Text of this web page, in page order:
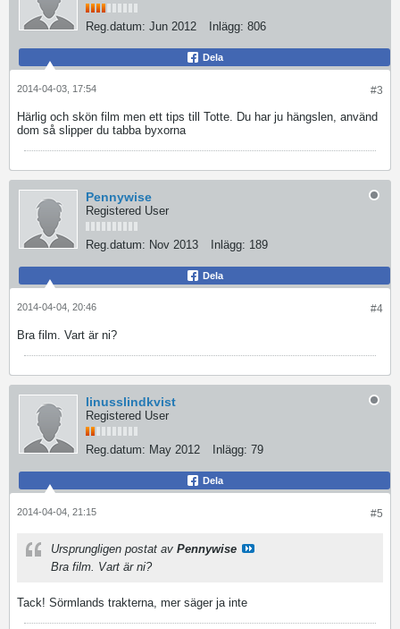
Reg.datum: Jun 2012 Inlägg: 806
Dela
#3
2014-04-03, 17:54
Härlig och skön film men ett tips till Totte. Du har ju hängslen, använd
dom så slipper du tabba byxorna
Pennywise
Registered User
Reg.datum: Nov 2013 Inlägg: 189
Dela
#4
2014-04-04, 20:46
Bra film. Vart är ni?
linusslindkvist
Registered User
Reg.datum: May 2012 Inlägg: 79
Dela
#5
2014-04-04, 21:15
Ursprungligen postat av Pennywise
Bra film. Vart är ni?
Tack! Sörmlands trakterna, mer säger ja inte